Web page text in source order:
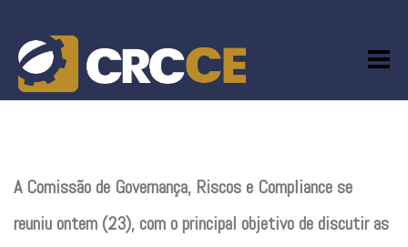
content
A Comissão de Governança, Riscos e Compliance se
reuniu ontem (23), com o principal objetivo de discutir as